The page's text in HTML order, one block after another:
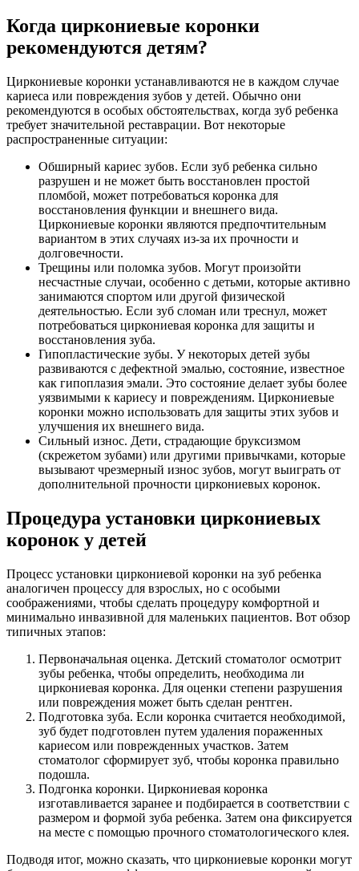
Когда циркониевые коронки
рекомендуются детям?
Циркониевые коронки устанавливаются не в каждом случае
кариеса или повреждения зубов у детей. Обычно они
рекомендуются в особых обстоятельствах, когда зуб ребенка
требует значительной реставрации. Вот некоторые
распространенные ситуации:
Обширный кариес зубов. Если зуб ребенка сильно
разрушен и не может быть восстановлен простой
пломбой, может потребоваться коронка для
восстановления функции и внешнего вида.
Циркониевые коронки являются предпочтительным
вариантом в этих случаях из-за их прочности и
долговечности.
Трещины или поломка зубов. Могут произойти
несчастные случаи, особенно с детьми, которые активно
занимаются спортом или другой физической
деятельностью. Если зуб сломан или треснул, может
потребоваться циркониевая коронка для защиты и
восстановления зуба.
Гипопластические зубы. У некоторых детей зубы
развиваются с дефектной эмалью, состояние, известное
как гипоплазия эмали. Это состояние делает зубы более
уязвимыми к кариесу и повреждениям. Циркониевые
коронки можно использовать для защиты этих зубов и
улучшения их внешнего вида.
Сильный износ. Дети, страдающие бруксизмом
(скрежетом зубами) или другими привычками, которые
вызывают чрезмерный износ зубов, могут выиграть от
дополнительной прочности циркониевых коронок.
Процедура установки циркониевых
коронок у детей
Процесс установки циркониевой коронки на зуб ребенка
аналогичен процессу для взрослых, но с особыми
соображениями, чтобы сделать процедуру комфортной и
минимально инвазивной для маленьких пациентов. Вот обзор
типичных этапов:
Первоначальная оценка. Детский стоматолог осмотрит
зубы ребенка, чтобы определить, необходима ли
циркониевая коронка. Для оценки степени разрушения
или повреждения может быть сделан рентген.
Подготовка зуба. Если коронка считается необходимой,
зуб будет подготовлен путем удаления пораженных
кариесом или поврежденных участков. Затем
стоматолог сформирует зуб, чтобы коронка правильно
подошла.
Подгонка коронки. Циркониевая коронка
изготавливается заранее и подбирается в соответствии с
размером и формой зуба ребенка. Затем она фиксируется
на месте с помощью прочного стоматологического клея.
Подводя итог, можно сказать, что циркониевые коронки могут